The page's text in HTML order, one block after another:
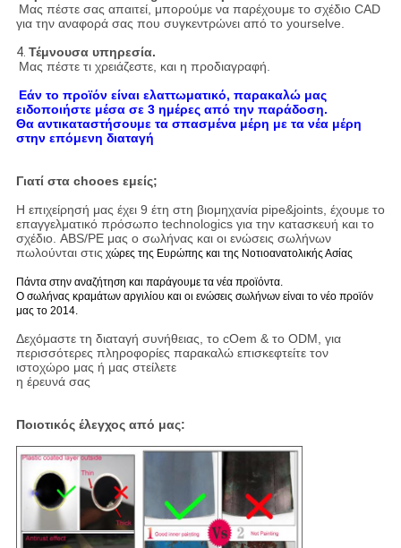
Μας πέστε σας απαιτεί, μπορούμε να παρέχουμε το σχέδιο CAD
για την αναφορά σας που συγκεντρώνει από το yourselve.
4. Τέμνουσα υπηρεσία.
Μας πέστε τι χρειάζεστε, και η προδιαγραφή.
Εάν το προϊόν είναι ελαττωματικό, παρακαλώ μας
ειδοποιήστε μέσα σε 3 ημέρες από την παράδοση.
Θα αντικαταστήσουμε τα σπασμένα μέρη με τα νέα μέρη
στην επόμενη διαταγή
Γιατί στα chooes εμείς;
Η επιχείρησή μας έχει 9 έτη στη βιομηχανία pipe&joints, έχουμε το
επαγγελματικό πρόσωπο technologics για την κατασκευή και το
σχέδιο. ABS/PE μας ο σωλήνας και οι ενώσεις σωλήνων
πωλούνται στις χώρες της Ευρώπης και της Νοτιοανατολικής Ασίας
Πάντα στην αναζήτηση και παράγουμε τα νέα προϊόντα.
Ο σωλήνας κραμάτων αργιλίου και οι ενώσεις σωλήνων είναι το νέο προϊόν
μας το 2014.
Δεχόμαστε τη διαταγή συνήθειας, το cOem & το ODM, για
περισσότερες πληροφορίες παρακαλώ επισκεφτείτε τον
ιστοχώρο μας ή μας στείλετε
η έρευνά σας
Ποιοτικός έλεγχος από μας: